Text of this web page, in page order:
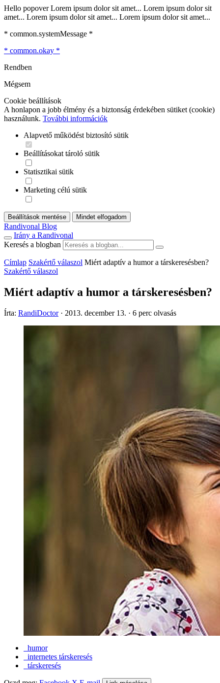
Hello popover Lorem ipsum dolor sit amet... Lorem ipsum dolor sit
amet... Lorem ipsum dolor sit amet... Lorem ipsum dolor sit amet...
* common.systemMessage *
* common.okay *
Rendben
Mégsem
Cookie beállítások
A honlapon a jobb élmény és a biztonság érdekében sütiket (cookie)
használunk. További információk
Alapvető működést biztosító sütik
Beállításokat tároló sütik
Statisztikai sütik
Marketing célú sütik
Beállítások mentése Mindet elfogadom
Randivonal Blog
Irány a Randivonal
Keresés a blogban
Címlap Szakértő válaszol Miért adaptív a humor a társkeresésben?
Szakértő válaszol
Miért adaptív a humor a társkeresésben?
Írta: RandiDoctor · 2013. december 13. · 6 perc olvasás
humor
internetes társkeresés
társkeresés